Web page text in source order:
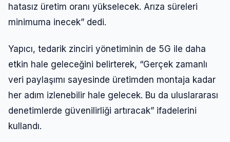
hatasız üretim oranı yükselecek. Arıza süreleri
minimuma inecek” dedi.
Yapıcı, tedarik zinciri yönetiminin de 5G ile daha
etkin hale geleceğini belirterek, “Gerçek zamanlı
veri paylaşımı sayesinde üretimden montaja kadar
her adım izlenebilir hale gelecek. Bu da uluslararası
denetimlerde güvenilirliği artıracak” ifadelerini
kullandı.